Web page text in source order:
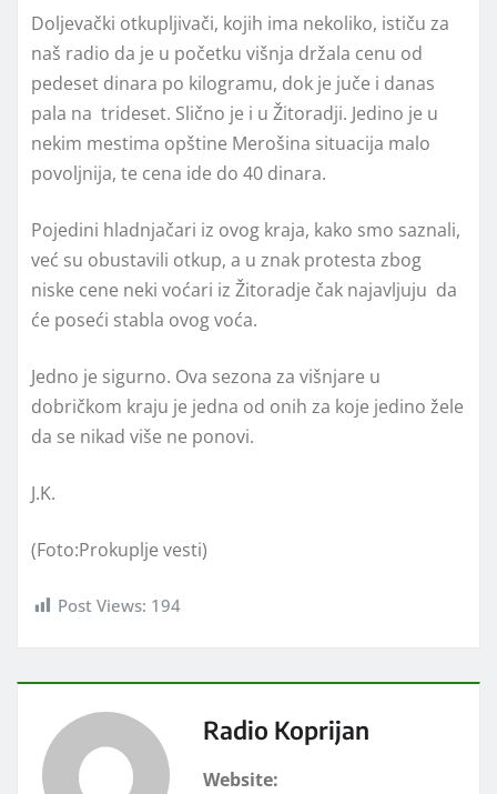
Doljevački otkupljivači, kojih ima nekoliko, ističu za
naš radio da je u početku višnja držala cenu od
pedeset dinara po kilogramu, dok je juče i danas
pala na trideset. Slično je i u Žitoradji. Jedino je u
nekim mestima opštine Merošina situacija malo
povoljnija, te cena ide do 40 dinara.
Pojedini hladnjačari iz ovog kraja, kako smo saznali,
već su obustavili otkup, a u znak protesta zbog
niske cene neki voćari iz Žitoradje čak najavljuju da
će poseći stabla ovog voća.
Jedno je sigurno. Ova sezona za višnjare u
dobričkom kraju je jedna od onih za koje jedino žele
da se nikad više ne ponovi.
J.K.
(Foto:Prokuplje vesti)
Post Views: 194
Radio Koprijan
Website: